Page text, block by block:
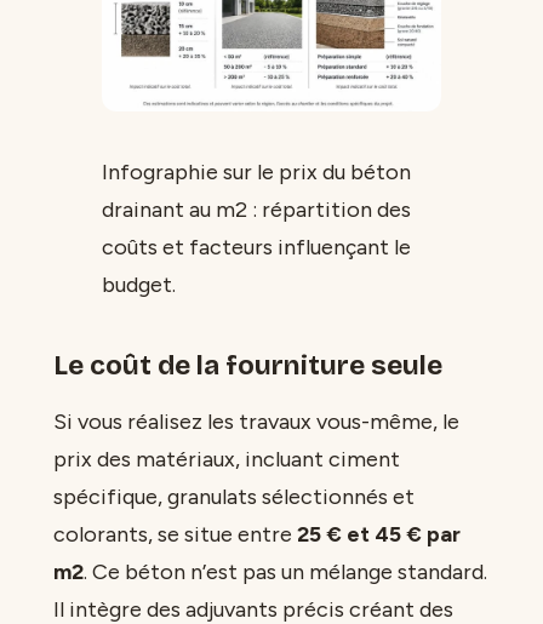
Infographie sur le prix du béton
drainant au m2 : répartition des
coûts et facteurs influençant le
budget.
Le coût de la fourniture seule
Si vous réalisez les travaux vous-même, le
prix des matériaux, incluant ciment
spécifique, granulats sélectionnés et
colorants, se situe entre 25 € et 45 € par
m2. Ce béton n’est pas un mélange standard.
Il intègre des adjuvants précis créant des